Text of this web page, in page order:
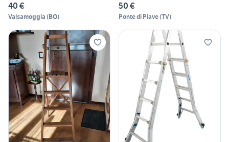
40 €
Valsamoggia (BO)
50 €
Ponte di Piave(TV)